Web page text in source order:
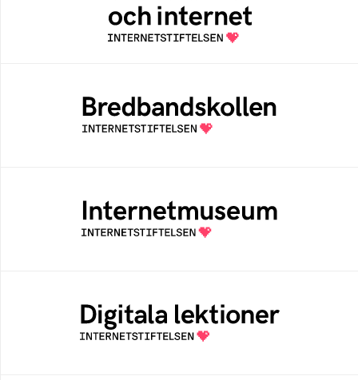
En årlig studie av svenska folkets
internetvanor
Bredbandskollen är ett oberoende
konsumentverktyg som drivs av
Internetstiftelsen
Ett digitalt museum som byggts, och kureras
av Internetstiftelsen
Öppen digital lärresurs med färdiga lektioner
för alla stadier i grundskolan